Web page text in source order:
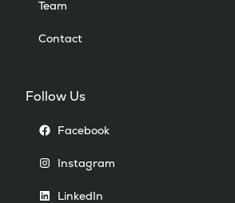
Team
Contact
Follow Us
Facebook
Instagram
LinkedIn